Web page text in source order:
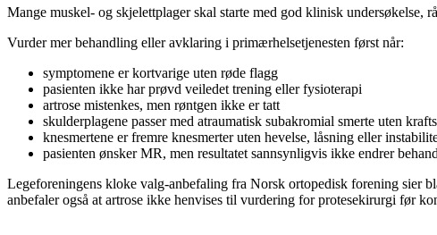
Mange muskel- og skjelettplager skal starte med god klinisk
Vurder mer behandling eller avklaring i primærhelsetjenesten først når:
symptomene er kortvarige uten røde flagg
pasienten ikke har prøvd veiledet trening eller fysioterapi
artrose mistenkes, men røntgen ikke er tatt
skulderplagene passer med atraumatisk subakromial smerte uten
knesmertene er fremre knesmerter uten hevelse, låsning eller
pasienten ønsker MR, men resultatet sannsynligvis ikke endrer
Legeforeningens kloke valg-anbefaling fra Norsk ortopedisk forening sier
anbefaler også at artrose ikke henvises til vurdering for protesekirurgi før